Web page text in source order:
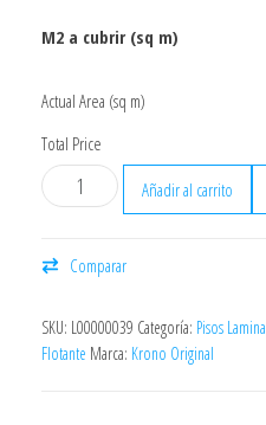
M2 a cubrir (sq m)
Actual Area (sq m)
Total Price
Añadir al carrito
Comparar
SKU: L00000039 Categoría: Pisos
Flotante Marca: Krono Original